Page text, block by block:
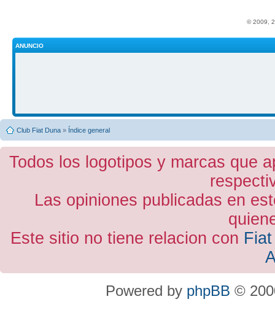
© 2009,
ANUNCIO
Club Fiat Duna » Índice general
Todos los logotipos y marcas que
Las opiniones publicadas en
Este sitio no tiene relacion con
Powered by phpBB ©